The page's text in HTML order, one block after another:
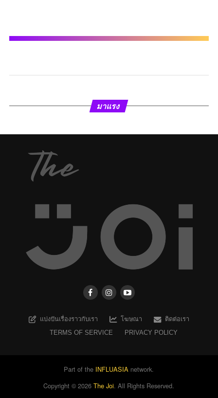
มาแรง
แบ่งปันเรื่องราวกับเรา โฆษณา
ติดต่อเรา
TERMS OF SERVICE
PRIVACY POLICY
Part of the INFLUASIA network.
Copyright ©2026 The Joi. All Rights Reserved.